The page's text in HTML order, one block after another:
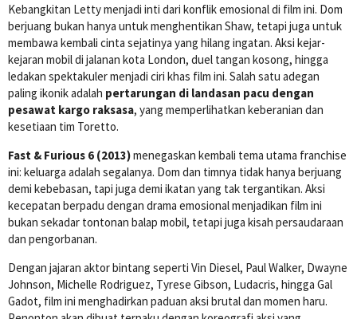
Kebangkitan Letty menjadi inti dari konflik emosional di film ini. Dom
berjuang bukan hanya untuk menghentikan Shaw, tetapi juga untuk
membawa kembali cinta sejatinya yang hilang ingatan. Aksi kejar-
kejaran mobil di jalanan kota London, duel tangan kosong, hingga
ledakan spektakuler menjadi ciri khas film ini. Salah satu adegan
paling ikonik adalah pertarungan di landasan pacu dengan
pesawat kargo raksasa, yang memperlihatkan keberanian dan
kesetiaan tim Toretto.
Fast & Furious 6 (2013)menegaskan kembali tema utama franchise
ini: keluarga adalah segalanya. Dom dan timnya tidak hanya berjuang
demi kebebasan, tapi juga demi ikatan yang tak tergantikan. Aksi
kecepatan berpadu dengan drama emosional menjadikan film ini
bukan sekadar tontonan balap mobil, tetapi juga kisah persaudaraan
dan pengorbanan.
Dengan jajaran aktor bintang seperti Vin Diesel, Paul Walker, Dwayne
Johnson, Michelle Rodriguez, Tyrese Gibson, Ludacris, hingga Gal
Gadot, film ini menghadirkan paduan aksi brutal dan momen haru.